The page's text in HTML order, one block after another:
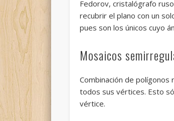
Fedorov, cristalógrafo
recubrir el plano con un
pues son los únicos cuyo
Mosaicos
Combinación de
todos sus vértices. Esto
vértice.